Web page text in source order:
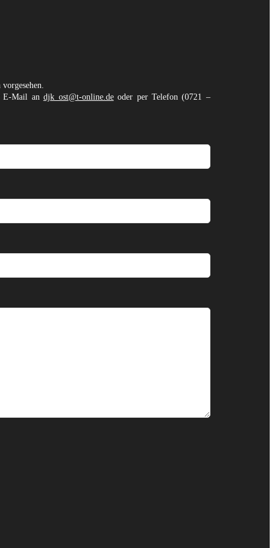
E-Mail an djk_ost@t-online.deoder per Telefon (0721 –